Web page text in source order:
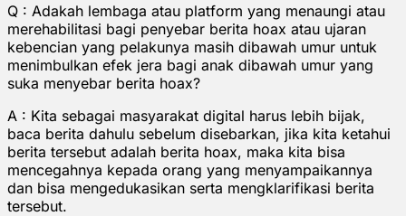
Q : Adakah lembaga atau platform yang menaungi atau
merehabilitasi bagi penyebar berita hoax atau ujaran
kebencian yang pelakunya masih dibawah umur untuk
menimbulkan efek jera bagi anak dibawah umur yang
suka menyebar berita hoax?
A : Kita sebagai masyarakat digital harus lebih bijak,
baca berita dahulu sebelum disebarkan, jika kita ketahui
berita tersebut adalah berita hoax, maka kita bisa
mencegahnya kepada orang yang menyampaikannya
dan bisa mengedukasikan serta mengklarifikasi berita
tersebut.